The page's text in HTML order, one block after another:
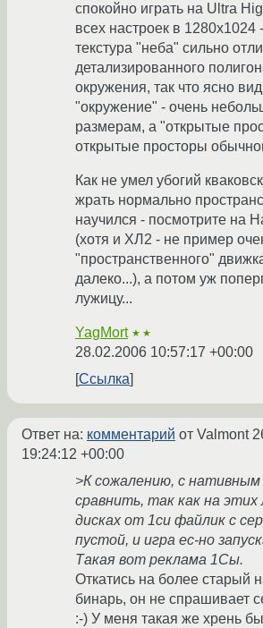
спокойно играть на Ultra
всех настроек в 1280x1024
текстура "неба" сильно
детализированного
окружения, так что ясно
"окружение" - очень
размерам, а "открытые
открытые просторы
Как не умел убогий
жрать нормально
научился - посмотрите на
(хотя и ХЛ2 - не пример
"пространственного"
далеко...), а потом уж
лужицу...
YagMort ★★
28.02.2006 10:57:17 +00:00
Ссылка
Ответ на: комментарий от Valmont
19:24:12 +00:00
>К сожалению, с нативным
сравнить, так как на этих
дисках от 1си файлик с
пустой, и игра ес-но
Такая вот реклама 1Сы.
Откатись на более старый
бинарь, он не спрашивает
:-) У меня такая же хрень